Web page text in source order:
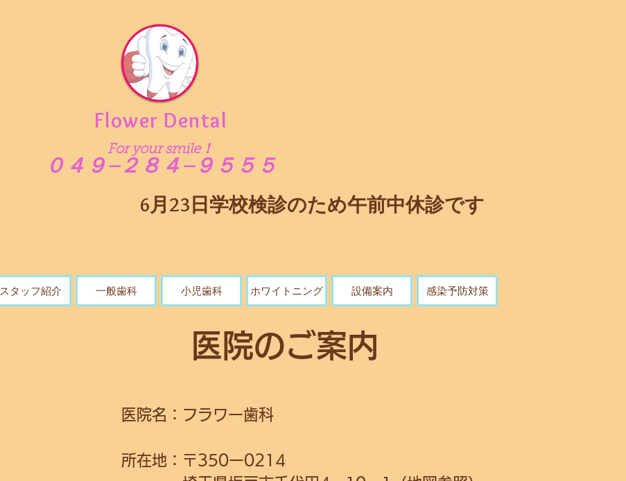
​Flower Dental
For your smile！
０４９−２８４−９５５５
6月23日学校検診のため午前中休診です
スタッフ紹介 一般歯科 小児歯科 ホワイトニング 設備案内 感染予防対策
​医院のご案内
医院名：フラワー歯科
所在地：〒350ー0214